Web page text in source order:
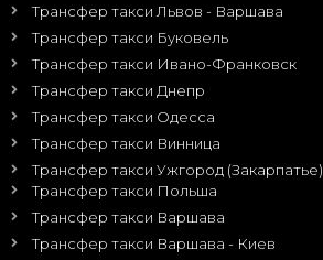
Трансфер такси Львов - Варшава
Трансфер такси Буковель
Трансфер такси Ивано-Франковск
Трансфер такси Днепр
Трансфер такси Одесса
Трансфер такси Винница
Трансфер такси Ужгород (Закарпатье)
Трансфер такси Польша
Трансфер такси Варшава
Трансфер такси Варшава - Киев